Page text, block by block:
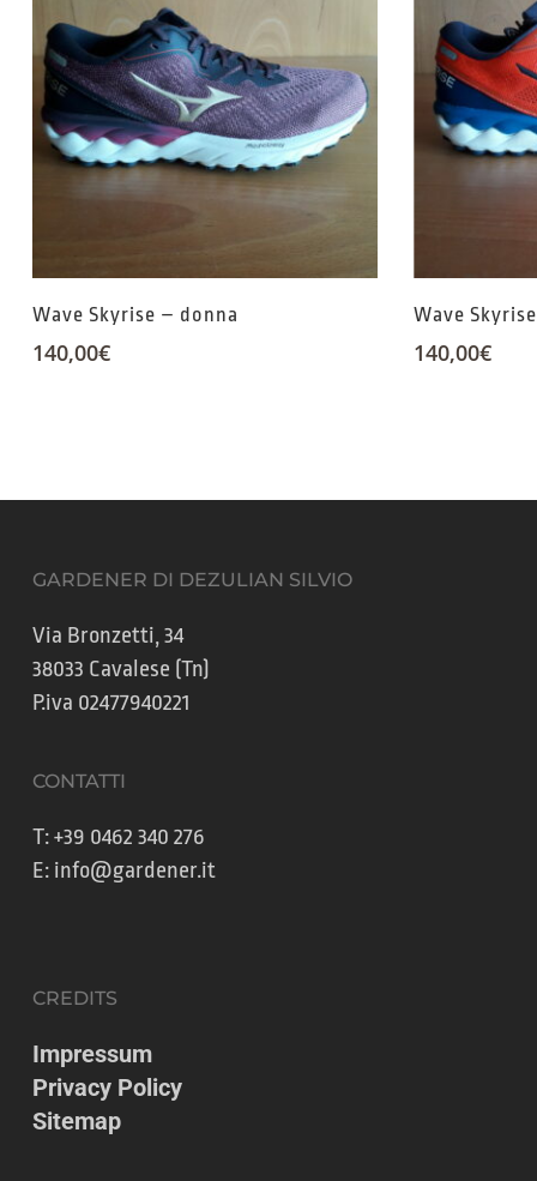
Wave Skyrise – donna
140,00€
Wave
140,00€
GARDENER DI DEZULIAN SILVIO
Via Bronzetti, 34
38033 Cavalese (Tn)
P.iva 02477940221
CONTATTI
T:+39 0462 340 276
E: info@gardener.it
CREDITS
Impressum
Privacy Policy
Sitemap